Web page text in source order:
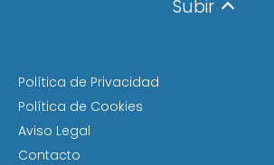
Subir
Política de Privacidad
Política de Cookies
Aviso Legal
Contacto